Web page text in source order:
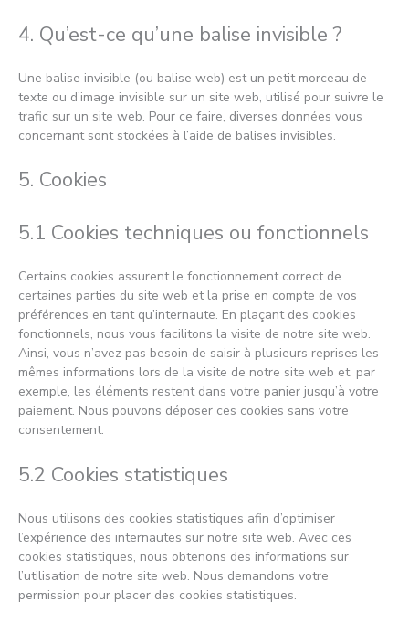
4. Qu’est-ce qu’une balise invisible ?
Une balise invisible (ou balise web) est un petit morceau de
texte ou d’image invisible sur un site web, utilisé pour suivre le
trafic sur un site web. Pour ce faire, diverses données vous
concernant sont stockées à l’aide de balises invisibles.
5. Cookies
5.1 Cookies techniques ou fonctionnels
Certains cookies assurent le fonctionnement correct de
certaines parties du site web et la prise en compte de vos
préférences en tant qu’internaute. En plaçant des cookies
fonctionnels, nous vous facilitons la visite de notre site web.
Ainsi, vous n’avez pas besoin de saisir à plusieurs reprises les
mêmes informations lors de la visite de notre site web et, par
exemple, les éléments restent dans votre panier jusqu’à votre
paiement. Nous pouvons déposer ces cookies sans votre
consentement.
5.2 Cookies statistiques
Nous utilisons des cookies statistiques afin d’optimiser
l’expérience des internautes sur notre site web. Avec ces
cookies statistiques, nous obtenons des informations sur
l’utilisation de notre site web. Nous demandons votre
permission pour placer des cookies statistiques.